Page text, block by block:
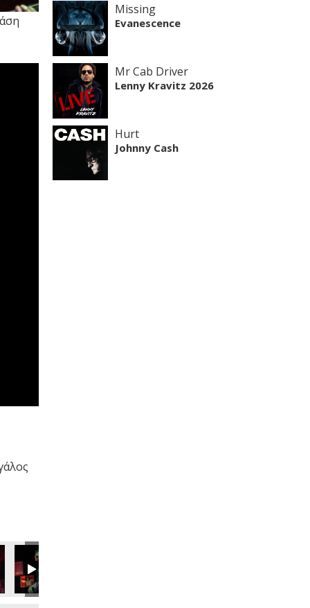
Missing
Evanescence
Mr Cab Driver
Lenny Kravitz 2026
Hurt
Johnny Cash